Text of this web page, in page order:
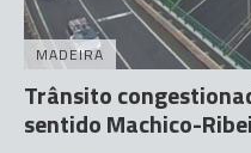
MADEIRA
Trânsito
sentido Machico-